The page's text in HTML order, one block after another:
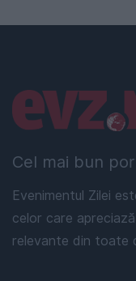
Cel mai bun
Evenimentul Zilei
celor care
relevante din toate
Linkuri utile